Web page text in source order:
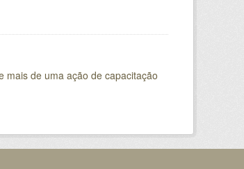
mais de uma ação de capacitação